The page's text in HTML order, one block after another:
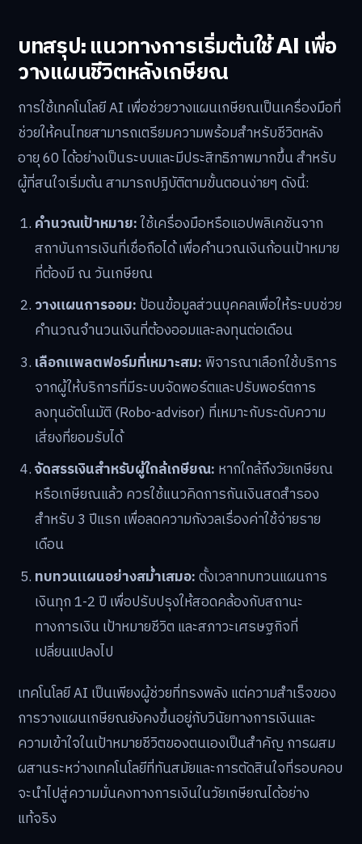
บทสรุป: แนวทางการเริ่มต้นใช้ AI เพื่อ
วางแผนชีวิตหลังเกษียณ
การใช้เทคโนโลยี AI เพื่อช่วยวางแผนเกษียณเป็นเครื่องมือที่
ช่วยให้คนไทยสามารถเตรียมความพร้อมสำหรับชีวิตหลัง
อายุ 60 ได้อย่างเป็นระบบและมีประสิทธิภาพมากขึ้น สำหรับ
ผู้ที่สนใจเริ่มต้น สามารถปฏิบัติตามขั้นตอนง่ายๆ ดังนี้:
คำนวณเป้าหมาย:ใช้เครื่องมือหรือแอปพลิเคชันจาก
สถาบันการเงินที่เชื่อถือได้ เพื่อคำนวณเงินก้อนเป้าหมาย
ที่ต้องมี ณ วันเกษียณ
วางแผนการออม: ป้อนข้อมูลส่วนบุคคลเพื่อให้ระบบช่วย
คำนวณจำนวนเงินที่ต้องออมและลงทุนต่อเดือน
เลือกแพลตฟอร์มที่เหมาะสม: พิจารณาเลือกใช้บริการ
จากผู้ให้บริการที่มีระบบจัดพอร์ตและปรับพอร์ตการ
ลงทุนอัตโนมัติ (Robo-advisor) ที่เหมาะกับระดับความ
เสี่ยงที่ยอมรับได้
จัดสรรเงินสำหรับผู้ใกล้เกษียณ: หากใกล้ถึงวัยเกษียณ
หรือเกษียณแล้ว ควรใช้แนวคิดการกันเงินสดสำรอง
สำหรับ 3 ปีแรก เพื่อลดความกังวลเรื่องค่าใช้จ่ายราย
เดือน
ทบทวนแผนอย่างสม่ำเสมอ:ตั้งเวลาทบทวนแผนการ
เงินทุก 1-2 ปี เพื่อปรับปรุงให้สอดคล้องกับสถานะ
ทางการเงิน เป้าหมายชีวิต และสภาวะเศรษฐกิจที่
เปลี่ยนแปลงไป
เทคโนโลยี AI เป็นเพียงผู้ช่วยที่ทรงพลัง แต่ความสำเร็จของ
การวางแผนเกษียณยังคงขึ้นอยู่กับวินัยทางการเงินและ
ความเข้าใจในเป้าหมายชีวิตของตนเองเป็นสำคัญ การผสม
ผสานระหว่างเทคโนโลยีที่ทันสมัยและการตัดสินใจที่รอบคอบ
จะนำไปสู่ความมั่นคงทางการเงินในวัยเกษียณได้อย่าง
แท้จริง